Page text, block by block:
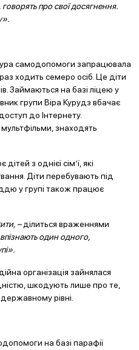
про свої досягнення.
самодопомоги запрацювала
ходить семеро осіб. Це діти
Займаються на базі ліцею у
групи Віра Курудз вбачає
до Інтернету.
знаходять
з однієї сім’ї, які
Діти перебувають під
у групі також працює
–ділиться враженнями
один одного,
організація зайнялася
шкодують лише про те,
рівні.
на базі парафії